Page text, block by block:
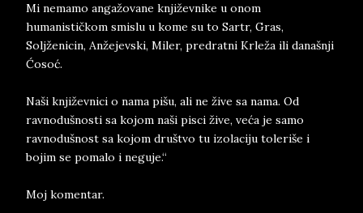
Mi nemamo angažovane književnike u onom
humanističkom smislu u kome su to Sartr, Gras,
Soljženicin, Anžejevski, Miler, predratni Krleža ili današnji
Ćosoć.
Naši književnici o nama pišu, ali ne žive sa nama. Od
ravnodušnosti sa kojom naši pisci žive, veća je samo
ravnodušnost sa kojom društvo tu izolaciju toleriše i
bojim se pomalo i neguje.“
Moj komentar.